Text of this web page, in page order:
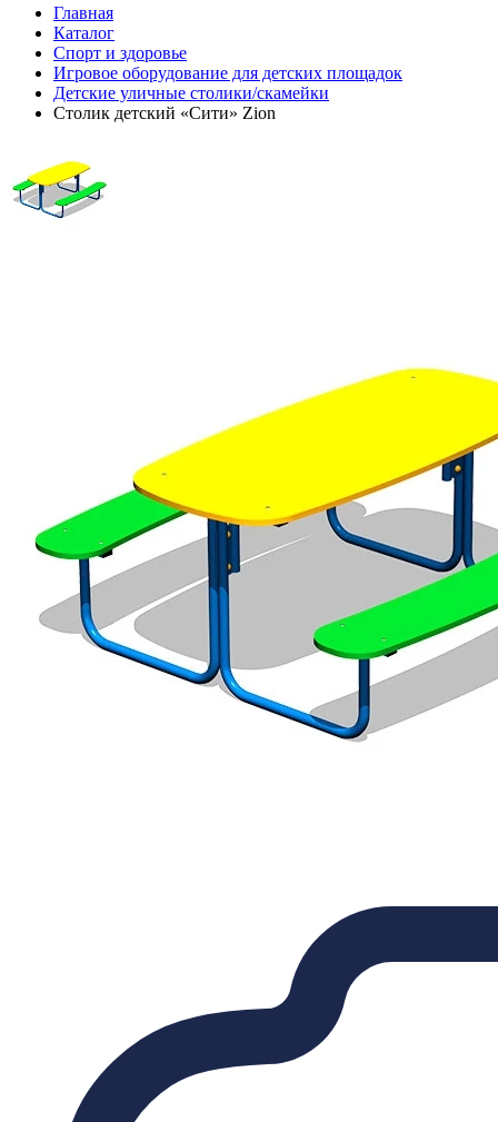
Главная
Каталог
Спорт и здоровье
Игровое оборудование для детских площадок
Детские уличные столики/скамейки
Столик детский «Сити» Zion